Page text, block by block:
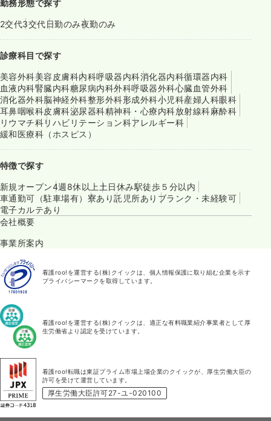
勤務形態で探す
2交代3交代日勤のみ夜勤のみ
診療科目で探す
美容外科美容皮膚科内科呼吸器内科消化器内科循環器内科
血液内科腎臓内科糖尿病内科外科呼吸器外科心臓血管外科
消化器外科脳神経外科整形外科形成外科小児科産婦人科眼科
耳鼻咽喉科皮膚科泌尿器科精神科・心療内科放射線科麻酔科
リウマチ科リハビリテーション科アレルギー科
緩和医療科（ホスピス）
特徴で探す
新規オープン4週8休以上 土日休み駅徒歩５分以内
車通勤可（駐車場有） 寮あり託児所あり ブランク・未経験可
電子カルテあり
会社概要
事業所案内
看護roo!を運営する(株)クイックは、個人情報保護に取り組む企業を示す
プライバシーマークを取得しています。
看護roo!を運営する(株)クイックは、適正な有料職業紹介事業者として厚
生労働省より認定を受けています。
看護roo!転職は東証プライム市場上場企業のクイックが、厚生労働大臣の
許可を受けて運営しています。
厚生労働大臣許可27-ユ-020100